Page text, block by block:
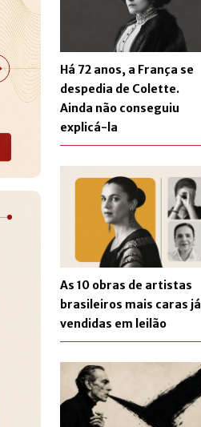
Há 72 anos, a França se
despedia de Colette.
Ainda não conseguiu
explicá-la
As 10 obras de artistas
brasileiros mais caras já
vendidas em leilão